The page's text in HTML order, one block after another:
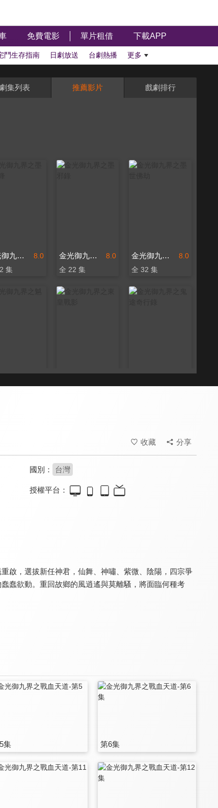
免費電影 單片租借 下載APP
鬥生存指南 日劇放送 台劇熱播 更多
劇集列表 推薦影片 戲劇排行
8.0
金光御九界之墨武俠鋒
集
8.0
金光御九界之墨邪錄
全 22 集
8.0
金光御九界之墨世佛劫
全 32 集
收藏 分享
國別： 台灣
授權平台：
啟，選拔新任神君，仙舞、神嘯、紫微、陰陽，四宗爭
蠢欲動。重回故鄉的風逍遙與莫離騷，將面臨何種考
集 第6集